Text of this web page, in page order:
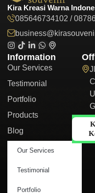
Kira Kreasi Warna
085646734102 /
Information
Our Services
Testimonial
Portfolio
Products
Blog
Our Services
Testimonial
Portfolio